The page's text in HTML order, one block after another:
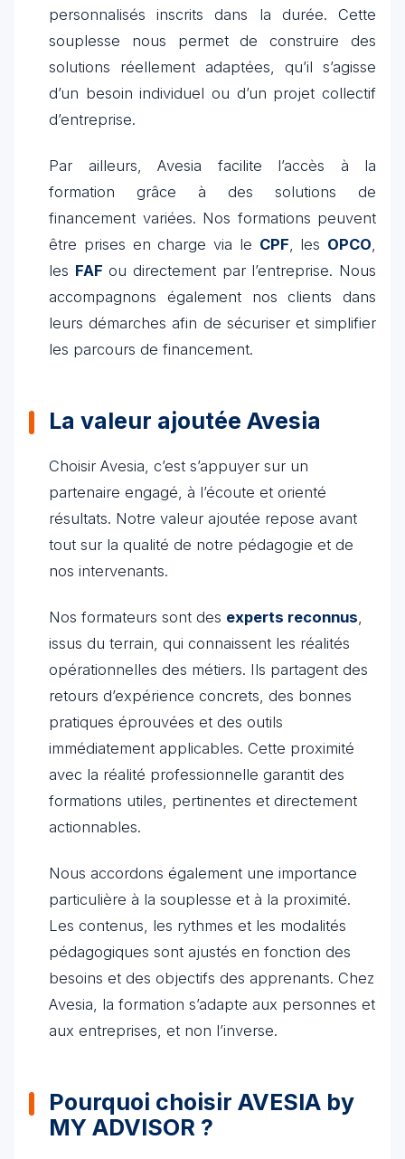
personnalisés inscrits dans la durée. Cette
souplesse nous permet de construire des
solutions réellement adaptées, qu’il s’agisse
d’un besoin individuel ou d’un projet collectif
d’entreprise.
Par ailleurs, Avesia facilite l’accès à la
formation grâce à des solutions de
financement variées. Nos formations peuvent
être prises en charge via le CPF, les OPCO,
les FAF ou directement par l’entreprise. Nous
accompagnons également nos clients dans
leurs démarches afin de sécuriser et simplifier
les parcours de financement.
La valeur ajoutée Avesia
Choisir Avesia, c’est s’appuyer sur un
partenaire engagé, à l’écoute et orienté
résultats. Notre valeur ajoutée repose avant
tout sur la qualité de notre pédagogie et de
nos intervenants.
Nos formateurs sont des experts reconnus,
issus du terrain, qui connaissent les réalités
opérationnelles des métiers. Ils partagent des
retours d’expérience concrets, des bonnes
pratiques éprouvées et des outils
immédiatement applicables. Cette proximité
avec la réalité professionnelle garantit des
formations utiles, pertinentes et directement
actionnables.
Nous accordons également une importance
particulière à la souplesse et à la proximité.
Les contenus, les rythmes et les modalités
pédagogiques sont ajustés en fonction des
besoins et des objectifs des apprenants. Chez
Avesia, la formation s’adapte aux personnes et
aux entreprises, et non l’inverse.
Pourquoi choisir AVESIA by
MY ADVISOR ?